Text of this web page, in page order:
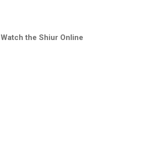
Watch the Shiur Online